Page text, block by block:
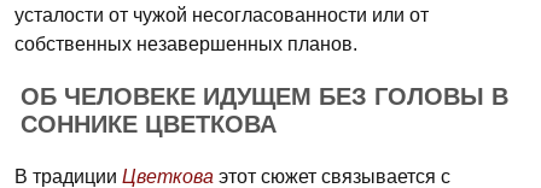
усталости от чужой несогласованности или от
собственных незавершенных планов.
ОБ ЧЕЛОВЕКЕ ИДУЩЕМ БЕЗ ГОЛОВЫ В
СОННИКЕ ЦВЕТКОВА
В традиции Цветкова этот сюжет связывается с